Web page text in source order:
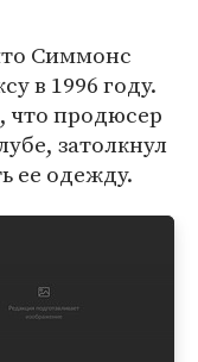
Симмонс
в 1996 году.
что продюсер
затолкнул
ее одежду.